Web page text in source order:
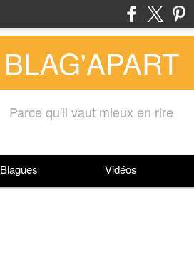
BLAG'APART
Parce qu'il vaut mieux en rire
Blagues Vidéos